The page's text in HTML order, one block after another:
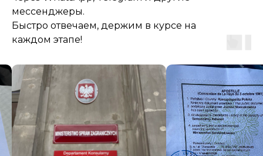
мессенджеры.
Быстро отвечаем, держим в курсе на
каждом этапе!